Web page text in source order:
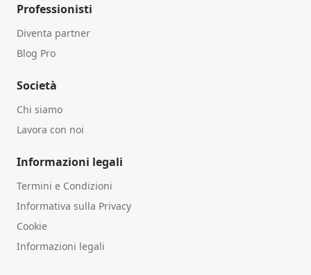
Professionisti
Diventa partner
Blog Pro
Società
Chi siamo
Lavora con noi
Informazioni legali
Termini e Condizioni
Informativa sulla Privacy
Cookie
Informazioni legali